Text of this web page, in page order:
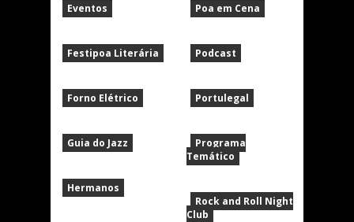
Eventos
Festipoa Literária
Forno Elétrico
Guia do Jazz
Hermanos
Poa em Cena
Podcast
Portulegal
Programa
Temático
Rock and Roll Night
Club